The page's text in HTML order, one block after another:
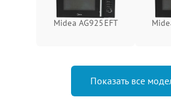
Midea AG925EFT
Показать все